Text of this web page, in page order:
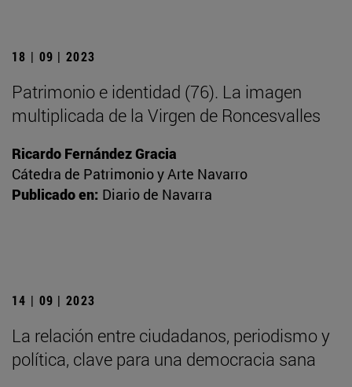
18 | 09 | 2023
Patrimonio e identidad (76). La imagen
multiplicada de la Virgen de Roncesvalles
Ricardo Fernández Gracia
Cátedra de Patrimonio y Arte Navarro
Publicado en: Diario de Navarra
14 | 09 | 2023
La relación entre ciudadanos, periodismo y
política, clave para una democracia sana